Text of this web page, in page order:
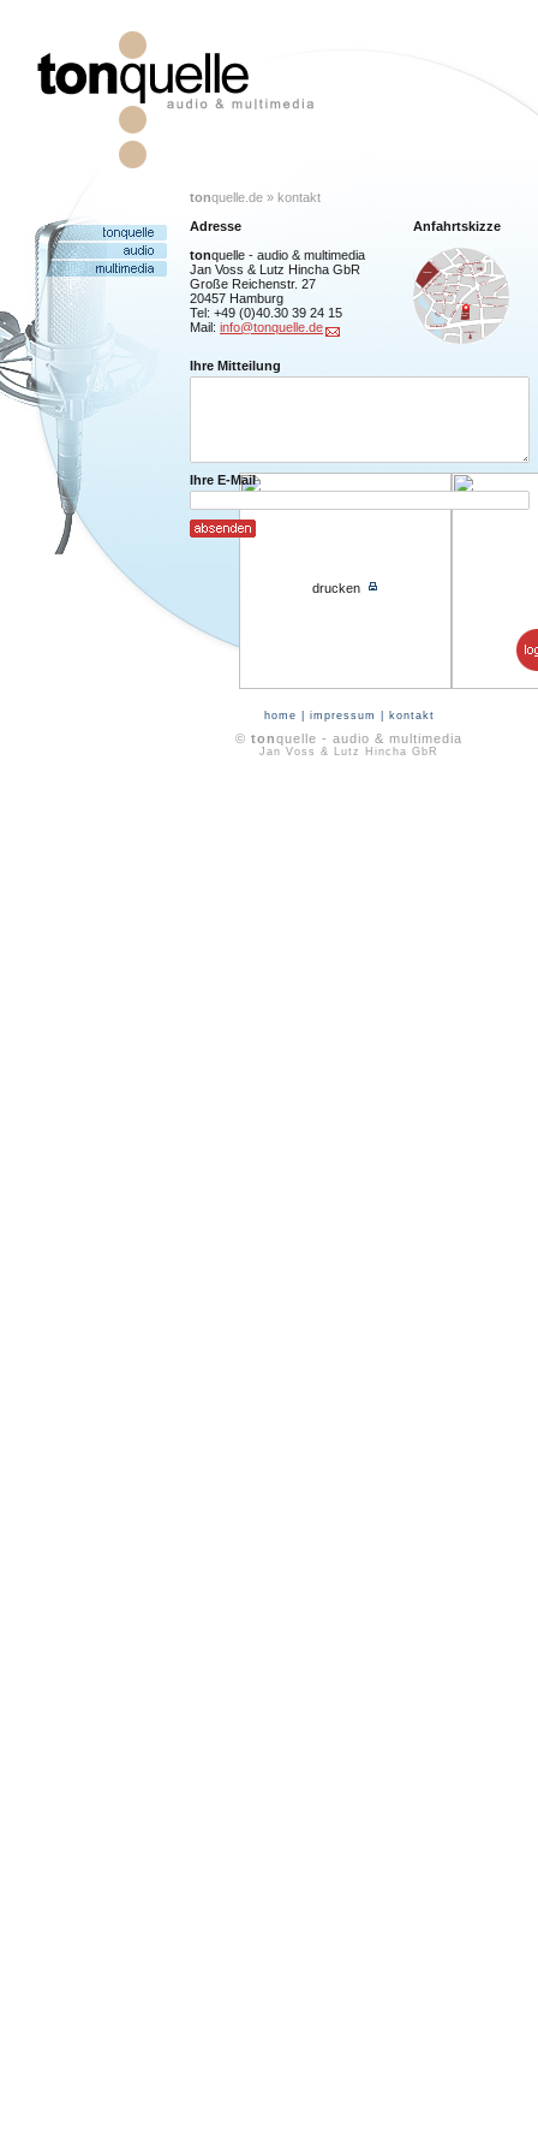
tonquelle.de » kontakt
Adresse
tonquelle - audio & multimedia
Jan Voss & Lutz Hincha GbR
Große Reichenstr. 27
20457 Hamburg
Tel: +49 (0)40.30 39 24 15
Mail: info@tonquelle.de
Anfahrtskizze
Ihre Mitteilung
Ihre E-Mail
drucken
home impressum kontakt
© tonquelle - audio & multimedia
Jan Voss & Lutz Hincha GbR